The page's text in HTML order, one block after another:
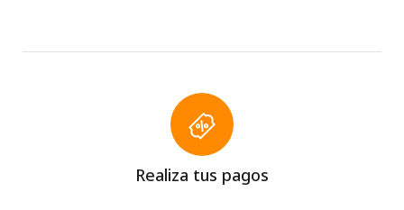
Realiza tus pagos